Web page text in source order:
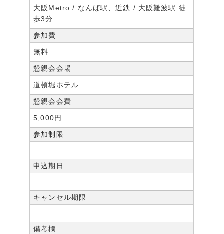
大阪Metro / なんば駅、近鉄 / 大阪難波駅 徒
歩3分
参加費
無料
懇親会会場
道頓堀ホテル
懇親会会費
5,000円
参加制限
申込期日
キャンセル期限
備考欄